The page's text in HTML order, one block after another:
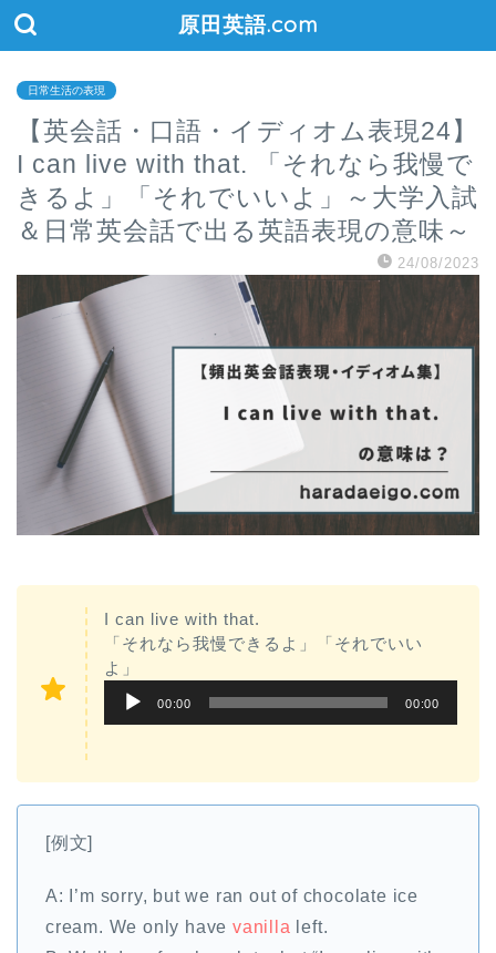
原田英語.com
日常生活の表現
【英会話・口語・イディオム表現24】
I can live with that. 「それなら我慢で
きるよ」「それでいいよ」～大学入試
＆日常英会話で出る英語表現の意味～
24/08/2023
I can live with that.
「それなら我慢できるよ」「それでいい
よ」
声
レ
00:00 00:00
[例文]
A: I’m sorry, but we ran out of chocolate ice
cream. We only havevanilla left.